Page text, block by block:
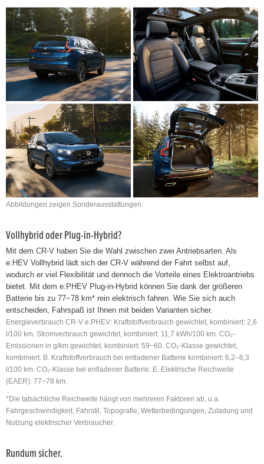
Abbildungen zeigen Sonderausstattungen.
Vollhybrid oder Plug-in-Hybrid?
Mit dem CR-V haben Sie die Wahl zwischen zwei Antriebsarten. Als
e:HEV Vollhybrid lädt sich der CR-V während der Fahrt selbst auf,
wodurch er viel Flexibilität und dennoch die Vorteile eines Elektroantriebs
bietet. Mit dem e:PHEV Plug-in-Hybrid können Sie dank der größeren
Batterie bis zu 77−78 km* rein elektrisch fahren. Wie Sie sich auch
entscheiden, Fahrspaß ist Ihnen mit beiden Varianten sicher.
Energieverbrauch CR-V e:PHEV: Kraftstoffverbrauch gewichtet, kombiniert: 2,6
l/100 km. Stromverbrauch gewichtet, kombiniert: 11,7 kWh/100 km. CO₂-
Emissionen in g/km gewichtet, kombiniert: 59−60. CO₂-Klasse gewichtet,
kombiniert: B. Kraftstoffverbrauch bei entladener Batterie kombiniert: 6,2–6,3
l/100 km. CO₂-Klasse bei entladener Batterie: E. Elektrische Reichweite
(EAER): 77−78 km.
*Die tatsächliche Reichweite hängt von mehreren Faktoren ab, u.a.
Fahrgeschwindigkeit, Fahrstil, Topografie, Wetterbedingungen, Zuladung und
Nutzung elektrischer Verbraucher.
Rundum sicher.